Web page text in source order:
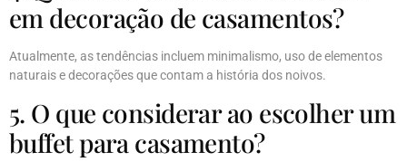
em decoração de casamentos?
Atualmente, as tendências incluem minimalismo, uso de elementos
naturais e decorações que contam a história dos noivos.
5. O que considerar ao escolher um
buffet para casamento?